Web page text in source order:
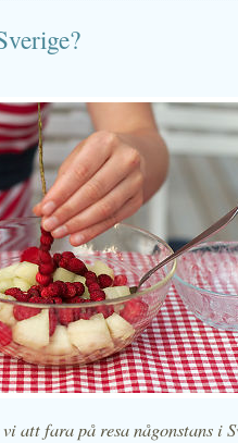
att fara på resa någonstans i